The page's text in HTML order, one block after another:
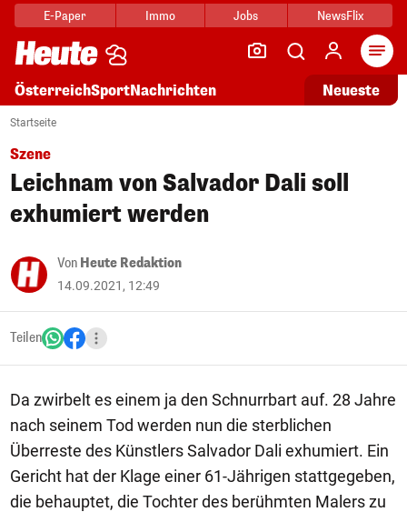
E-Paper Immo Jobs NewsFlix
ÖsterreichSportNachrichten Neueste
Startseite
Szene
Leichnam von Salvador Dali soll
exhumiert werden
Von Heute Redaktion
14.09.2021, 12:49
Teilen
Da zwirbelt es einem ja den Schnurrbart auf. 28 Jahre
nach seinem Tod werden nun die sterblichen
Überreste des Künstlers Salvador Dali exhumiert. Ein
Gericht hat der Klage einer 61-Jährigen stattgegeben,
die behauptet, die Tochter des berühmten Malers zu